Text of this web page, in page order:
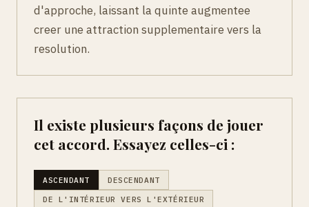
d'approche, laissant la quinte augmentee
creer une attraction supplementaire vers la
resolution.
Il existe plusieurs façons de jouer
cet accord. Essayez celles-ci :
ASCENDANT DESCENDANT
DE L'INTÉRIEUR VERS L'EXTÉRIEUR